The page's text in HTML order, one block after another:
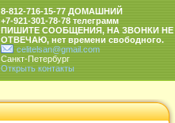
8-812-716-15-77 ДОМАШНИЙ
+7-921-301-78-78 телеграмм
ПИШИТЕ СООБЩЕНИЯ, НА ЗВОНКИ НЕ
ОТВЕЧАЮ, нет времени свободного.
celitelsan@gmail.com
Санкт-Петербург
Открыть контакты